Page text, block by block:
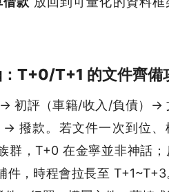
T+0/T+1 的文件齊備
初評（車籍/收入/負債）→
撥款。若文件一次到位、
群，T+0 在金寧並非神話；
件，時程會拉長至